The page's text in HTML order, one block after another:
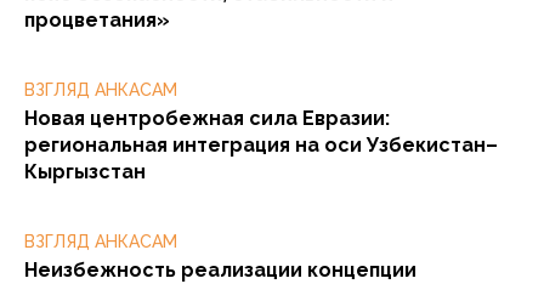
процветания»
ВЗГЛЯД АНКАСАМ
Новая центробежная сила Евразии:
региональная интеграция на оси Узбекистан–
Кыргызстан
ВЗГЛЯД АНКАСАМ
Неизбежность реализации концепции